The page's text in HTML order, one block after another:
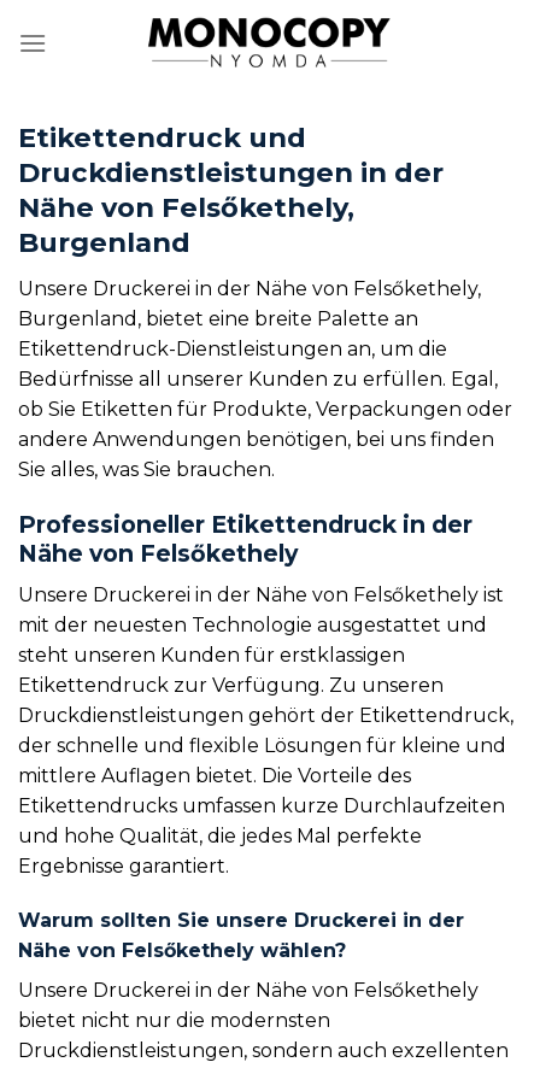
Inhalt
Etikettendruck und
Druckdienstleistungen in der
Nähe von Felsőkethely,
Burgenland
Unsere Druckerei in der Nähe von Felsőkethely,
Burgenland, bietet eine breite Palette an
Etikettendruck-Dienstleistungen an, um die
Bedürfnisse all unserer Kunden zu erfüllen. Egal,
ob Sie Etiketten für Produkte, Verpackungen oder
andere Anwendungen benötigen, bei uns finden
Sie alles, was Sie brauchen.
Professioneller Etikettendruck in der
Nähe von Felsőkethely
Unsere Druckerei in der Nähe von Felsőkethely ist
mit der neuesten Technologie ausgestattet und
steht unseren Kunden für erstklassigen
Etikettendruck zur Verfügung. Zu unseren
Druckdienstleistungen gehört der Etikettendruck,
der schnelle und flexible Lösungen für kleine und
mittlere Auflagen bietet. Die Vorteile des
Etikettendrucks umfassen kurze Durchlaufzeiten
und hohe Qualität, die jedes Mal perfekte
Ergebnisse garantiert.
Warum sollten Sie unsere Druckerei in der
Nähe von Felsőkethely wählen?
Unsere Druckerei in der Nähe von Felsőkethely
bietet nicht nur die modernsten
Druckdienstleistungen, sondern auch exzellenten